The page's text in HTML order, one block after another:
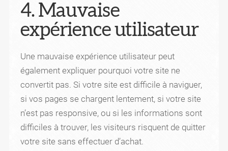
4. Mauvaise
expérience utilisateur
Une mauvaise expérience utilisateur peut
également expliquer pourquoi votre site ne
convertit pas. Si votre site est difficile à naviguer,
si vos pages se chargent lentement, si votre site
n’est pas responsive, ou si les informations sont
difficiles à trouver, les visiteurs risquent de quitter
votre site sans effectuer d’achat.